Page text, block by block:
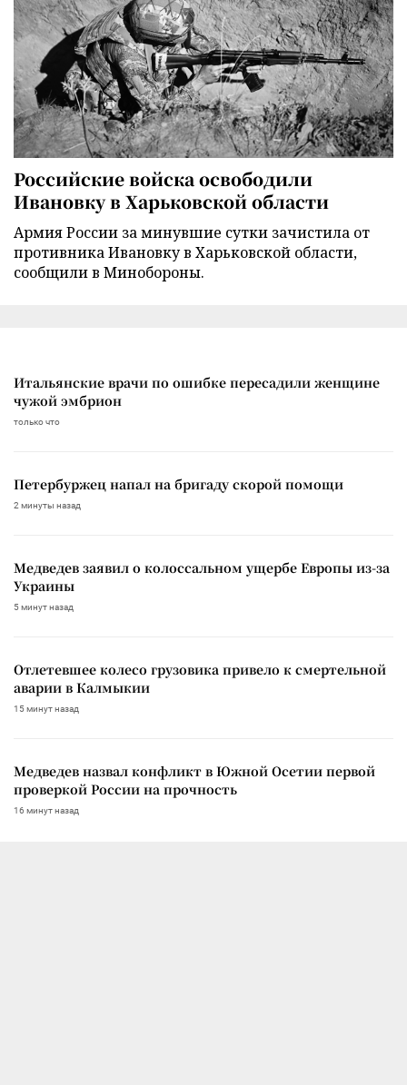
Российские войска освободили
Ивановку в Харьковской области
Армия России за минувшие сутки зачистила от
противника Ивановку в Харьковской области,
сообщили в Минобороны.
Итальянские врачи по ошибке пересадили женщине
чужой эмбрион
только что
Петербуржец напал на бригаду скорой помощи
2 минуты назад
Медведев заявил о колоссальном ущербе Европы из-за
Украины
5 минут назад
Отлетевшее колесо грузовика привело к смертельной
аварии в Калмыкии
15 минут назад
Медведев назвал конфликт в Южной Осетии первой
проверкой России на прочность
16 минут назад